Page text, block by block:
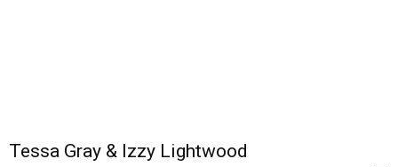
Tessa Gray & Izzy Lightwood